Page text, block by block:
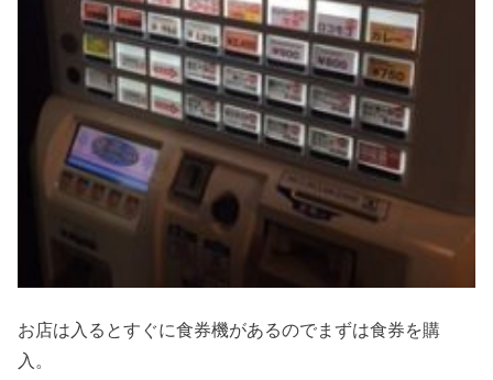
お店は入るとすぐに食券機があるのでまずは食券を購
入。